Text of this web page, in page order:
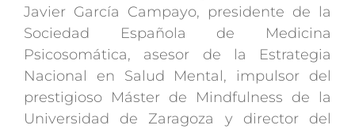
Javier García Campayo, presidente de la
Sociedad Española de Medicina
Psicosomática, asesor de la Estrategia
Nacional en Salud Mental, impulsor del
prestigioso Máster de Mindfulness de la
Universidad de Zaragoza y director del